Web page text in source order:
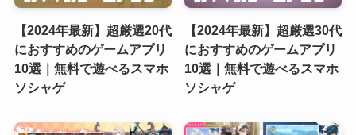
【2024年最新】超厳選20代
におすすめのゲームアプリ
10選｜無料で遊べるスマホ
ソシャゲ
【2024年最新】超厳選30代
におすすめのゲームアプリ
10選｜無料で遊べるスマホ
ソシャゲ